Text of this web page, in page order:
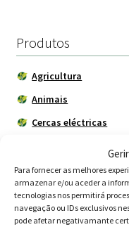
Para fornecer as melhores
armazenar e/ou aceder a
tecnologias nos permitirá
navegação ou IDs exclusivos
pode afetar negativamante
Produtos
Agricultura
Animais
Cercas eléctricas
Depósitos - Fossas
Drogaria
Jardim